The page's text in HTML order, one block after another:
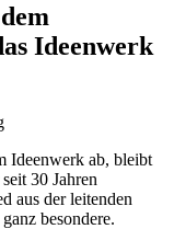
Ideenwerk
Ideenwerk ab, bleibt
30 Jahren
aus der leitenden
besondere.